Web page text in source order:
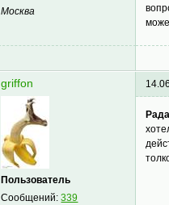
Москва
griffon
Пользователь
Сообщений:339